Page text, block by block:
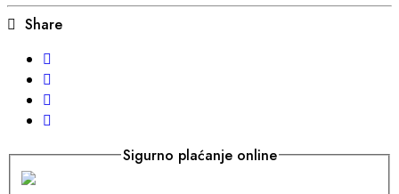
Share
Sigurno plaćanje online